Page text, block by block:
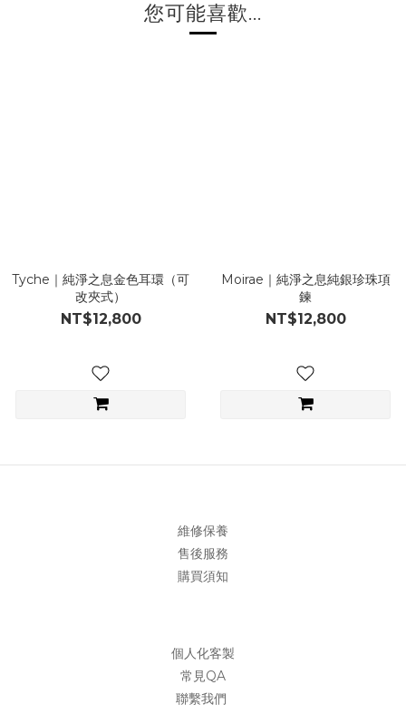
您可能喜歡...
Tyche｜純淨之息金色耳環（可
改夾式）
NT$12,800
Moirae｜純淨之息純銀珍珠項
鍊
NT$12,800
維修保養
售後服務
購買須知
個人化客製
常見QA
聯繫我們